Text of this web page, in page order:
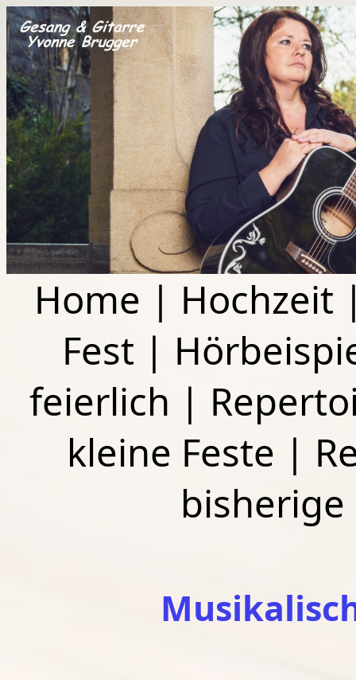
Home | Hochzeit
Fest |
feierlich |
kleine Feste |